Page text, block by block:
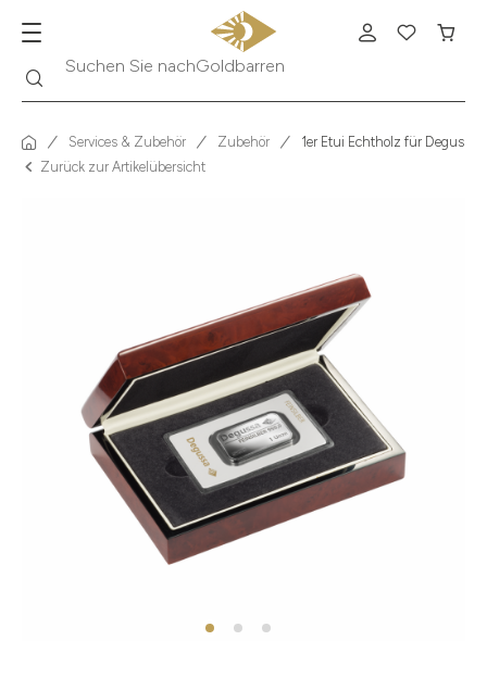
Suchen Sie nach
Services & Zubehör Zubehör
1er Etui Echtholz für Degussa
Zurück zur Artikelübersicht